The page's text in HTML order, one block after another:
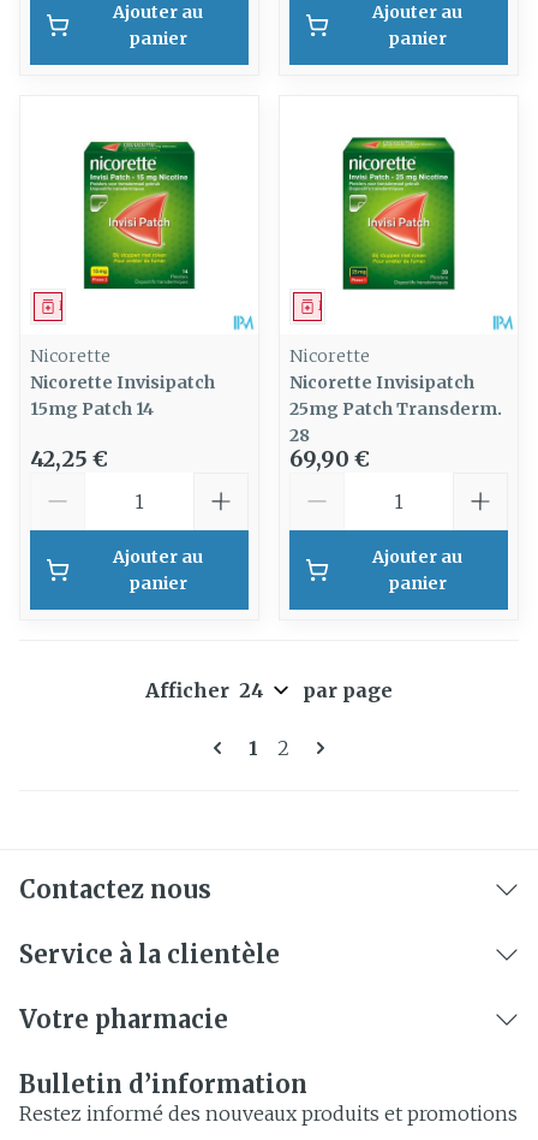
Ajouter au
panier
Ajouter au
panier
Médicament
Nicorette
Nicorette Invisipatch
15mg Patch 14
42,25 €
Ajouter au
panier
Médicament
Nicorette
Nicorette Invisipatch
25mg Patch Transderm.
28
69,90 €
Ajouter au
panier
Pages
Vous lisez actuellement la
1 Page
2
Afficher par page
Contactez nous
Service à la clientèle
Votre pharmacie
Bulletin d’information
Restez informé des nouveaux produits et promotions